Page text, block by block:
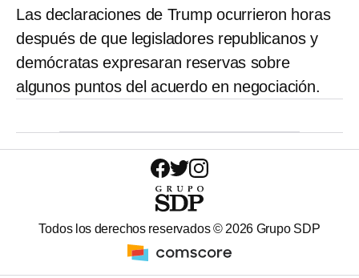
Las declaraciones de Trump ocurrieron horas
después de que legisladores republicanos y
demócratas expresaran reservas sobre
algunos puntos del acuerdo en negociación.
Todos los derechos reservados © 2026 Grupo SDP